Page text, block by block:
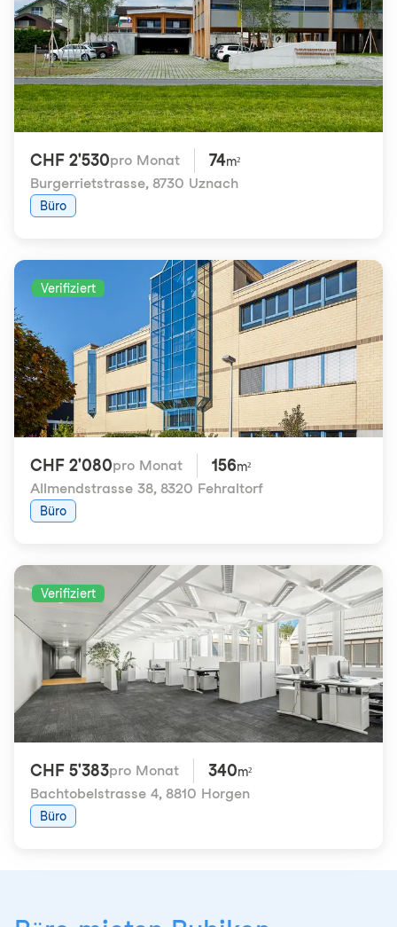
CHF 2'530pro Monat 74m²
Burgerrietstrasse, 8730 Uznach
Büro
Verifiziert
CHF 2'080pro Monat 156m²
Allmendstrasse 38, 8320 Fehraltorf
Büro
Verifiziert
CHF 5'383pro Monat 340m²
Bachtobelstrasse 4, 8810 Horgen
Büro